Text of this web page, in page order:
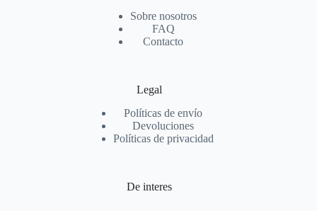
Sobre nosotros
FAQ
Contacto
Legal
Políticas de envío
Devoluciones
Políticas de privacidad
De interes